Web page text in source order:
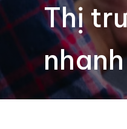
Thị